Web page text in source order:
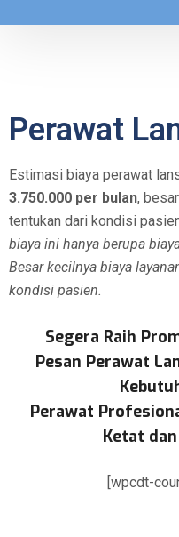
Perawat
Estimasi biaya perawat
3.750.000 per bulan,
tentukan dari kondisi
biaya ini hanya berupa
Besar kecilnya biaya
kondisi pasien.
Segera Raih
Pesan Perawat
Perawat
Ketat
[wpcdt-